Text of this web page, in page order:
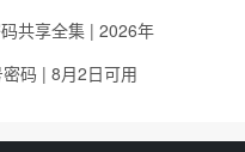
共享全集 | 2026年
码 | 8月2日可用